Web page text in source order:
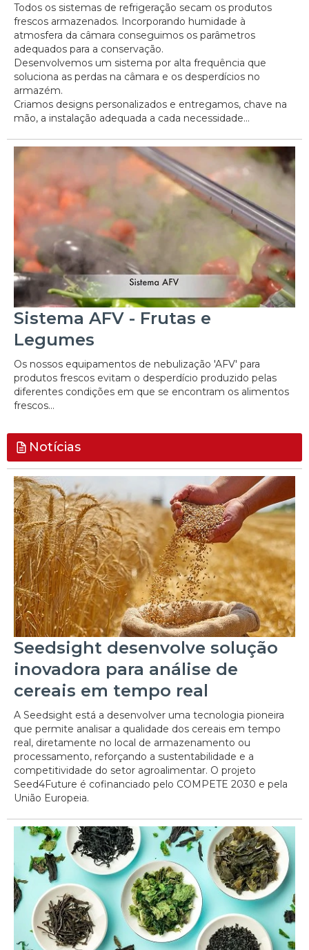
Todos os sistemas de refrigeração secam os produtos
frescos armazenados. Incorporando humidade à
atmosfera da câmara conseguimos os parâmetros
adequados para a conservação.
Desenvolvemos um sistema por alta frequência que
soluciona as perdas na câmara e os desperdícios no
armazém.
Criamos designs personalizados e entregamos, chave na
mão, a instalação adequada a cada necessidade...
Sistema AFV - Frutas e
Legumes
Os nossos equipamentos de nebulização 'AFV' para
produtos frescos evitam o desperdício produzido pelas
diferentes condições em que se encontram os alimentos
frescos...
Notícias
Seedsight desenvolve solução
inovadora para análise de
cereais em tempo real
A Seedsight está a desenvolver uma tecnologia pioneira
que permite analisar a qualidade dos cereais em tempo
real, diretamente no local de armazenamento ou
processamento, reforçando a sustentabilidade e a
competitividade do setor agroalimentar. O projeto
Seed4Future é cofinanciado pelo COMPETE 2030 e pela
União Europeia.